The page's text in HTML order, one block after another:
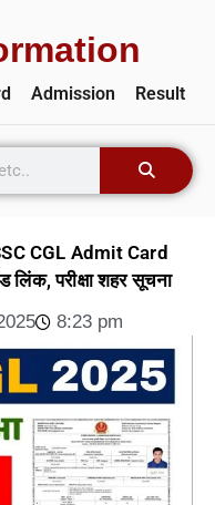
Admission Result
CGL Admit Card
लिंक, परीक्षा शहर सूचना
8:23 pm